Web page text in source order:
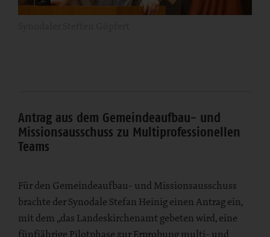
Antrag aus dem Gemeindeaufbau- und
Missionsausschuss zu Multiprofessionellen
Teams
Für den Gemeindeaufbau- und Missionsausschuss
brachte der Synodale Stefan Heinig einen Antrag ein,
mit dem „das Landeskirchenamt gebeten wird, eine
fünfjährige Pilotphase zur Erprobung multi- und